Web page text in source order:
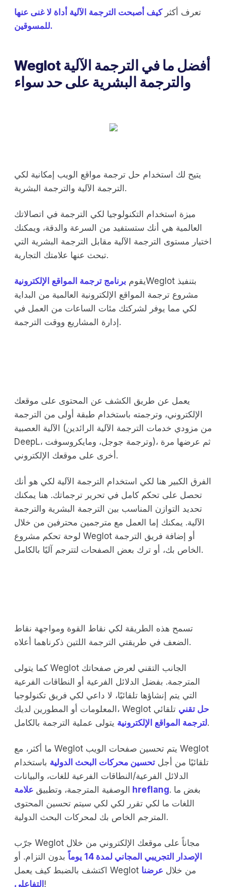
تعرف أكثركيف أصبحت الترجمة الآلية أداة لا غنى عنها
للمسوقين.
Weglot أفضل ما في الترجمة الآلية
والترجمة البشرية على حد سواء
يتيح لك استخدام حل ترجمة مواقع الويب إمكانية لكي
الترجمة الآلية والترجمة البشرية.
ميزة استخدام التكنولوجيا لكي الترجمة في اتصالاتك
العالمية هي أنك ستستفيد من السرعة والدقة، ويمكنك
اختيار مستوى الترجمة الآلية مقابل الترجمة البشرية التي
تبحث عنها علامتك التجارية.
يقوم برنامج ترجمة المواقع الإلكترونية
Weglot بتنفيذ
مشروع ترجمة المواقع الإلكترونية العالمية من البداية
لكي مما يوفر لشركتك مئات الساعات من العمل في
إدارة المشاريع ووقت الترجمة.
يعمل عن طريق الكشف عن المحتوى على موقعك
الإلكتروني، وترجمته باستخدام طبقة أولى من الترجمة
الآلية العصبية (من مزودي خدمات الترجمة الآلية الرائدين
DeepL، وترجمة جوجل، ومايكروسوفت)، ثم عرضها مرة
أخرى على موقعك الإلكتروني.
الفرق الكبير هنا لكي استخدام الترجمة الآلية لكي هو أنك
تحصل على تحكم كامل في تحرير ترجماتك. هنا يمكنك
تحديد التوازن المناسب بين الترجمة البشرية والترجمة
الآلية. يمكنك إما العمل مع مترجمين محترفين من خلال
لوحة تحكم مشروع Weglot أو إضافة فريق الترجمة
الخاص بك، أو ترك بعض الصفحات لتترجم آليًا بالكامل.
تسمح هذه الطريقة لكي نقاط القوة ومواجهة نقاط
الضعف في طريقتي الترجمة اللتين ذكرناهما أعلاه.
كما يتولى Weglot الجانب التقني لعرض صفحاتك
المترجمة. بفضل الدلائل الفرعية أو النطاقات الفرعية
التي يتم إنشاؤها تلقائيًا، لا داعي لكي فريق تكنولوجيا
المعلومات أو المطورين لديك، Weglot
حل تقني تلقائي
لترجمة المواقع الإلكترونيةيتولى عملية الترجمة بالكامل.
ما أكثر، مع Weglot يتم تحسين صفحات الويب Weglot
تلقائيًا من أجل تحسين محركات البحث الدولية باستخدام
الدلائل الفرعية/النطاقات الفرعية للغات، والبيانات
الوصفية المترجمة، وتطبيق علامة hreflang. بغض ما
اللغات ما لكي تقرر لكي لكي سيتم تحسين المحتوى
المترجم الخاص بك لمحركات البحث الدولية.
جرّب Weglot مجاناً على موقعك الإلكتروني من خلال
الإصدار التجريبي المجاني لمدة 14 يوماً
بدون التزام. أو
اكتشف بالضبط كيف يعمل Weglot من خلال عرضنا
التفاعلي!